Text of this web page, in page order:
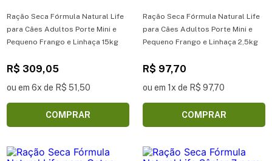
Ração Seca Fórmula Natural Life
para Cães Adultos Porte Mini e
Pequeno Frango e Linhaça 15kg
R$ 309,05
ou em 6x de R$ 51,50
COMPRAR
Ração Seca Fórmula Natural Life
para Cães Adultos Porte Mini e
Pequeno Frango e Linhaça 2,5kg
R$ 97,70
ou em 1x de R$ 97,70
COMPRAR